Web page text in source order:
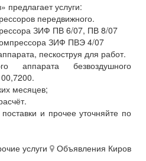
услуги:
передвижного.
ЗИФ ПВ 6/07, ПВ 8/07
ЗИФ ПВЭ 4/07
пескоструя для работ.
аппарата безвоздушного
месяцев;
и прочее уточняйте по
услуги
Объявления Киров